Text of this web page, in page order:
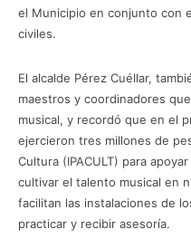
el Municipio en conjunto con
civiles.
El alcalde Pérez Cuéllar,
maestros y coordinadores
musical, y recordó que en el
ejercieron tres millones de
Cultura (IPACULT) para
cultivar el talento musical en
facilitan las instalaciones de
practicar y recibir asesoría.